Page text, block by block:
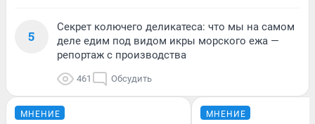
5
Секрет колючего деликатеса: что мы на самом
деле едим под видом икры морского ежа —
репортаж с производства
461 Обсудить
МНЕНИЕ МНЕНИЕ